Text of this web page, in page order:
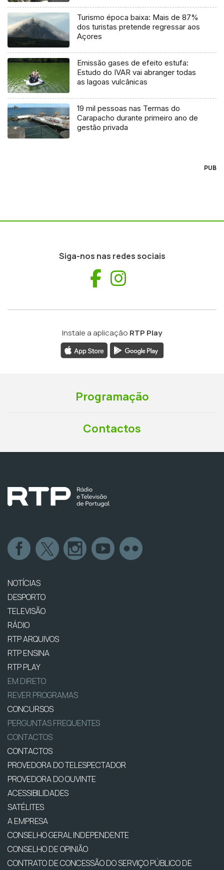
Turismo época baixa: Mais de 87%
dos turistas pretende regressar aos
Açores
Emissão gases de efeito estufa:
Estudo do IVAR vai abranger todas
as lagoas vulcânicas
19 mil pessoas nas Termas do
Carapacho durante primeiro ano de
gestão privada
PUB
Siga-nos nas redes sociais
Facebook
Instale a aplicação RTP Play
Programação
Contactos
NOTÍCIAS
DESPORTO
TELEVISÃO
RÁDIO
RTP ARQUIVOS
RTP ENSINA
RTP PLAY
EM DIRETO
REVER PROGRAMAS
CONCURSOS
PERGUNTAS FREQUENTES
CONTACTOS
CONTACTOS
PROVEDORA DO TELESPECTADOR
PROVEDORA DO OUVINTE
ACESSIBILIDADES
SATÉLITES
A EMPRESA
CONSELHO GERAL INDEPENDENTE
CONSELHO DE OPINIÃO
CONTRATO DE CONCESSÃO DO SERVIÇO PÚBLICO DE